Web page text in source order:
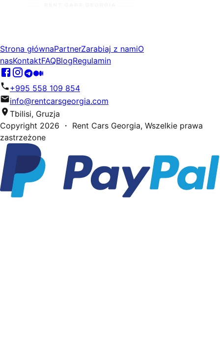
Strona głównaPartnerZarabiaj z namiO
nasKontaktFAQBlogRegulamin
+995 558 109 854
info@rentcarsgeorgia.com
Tbilisi, Gruzja
Copyright 2026 ・ Rent Cars Georgia, Wszelkie prawa
zastrzeżone